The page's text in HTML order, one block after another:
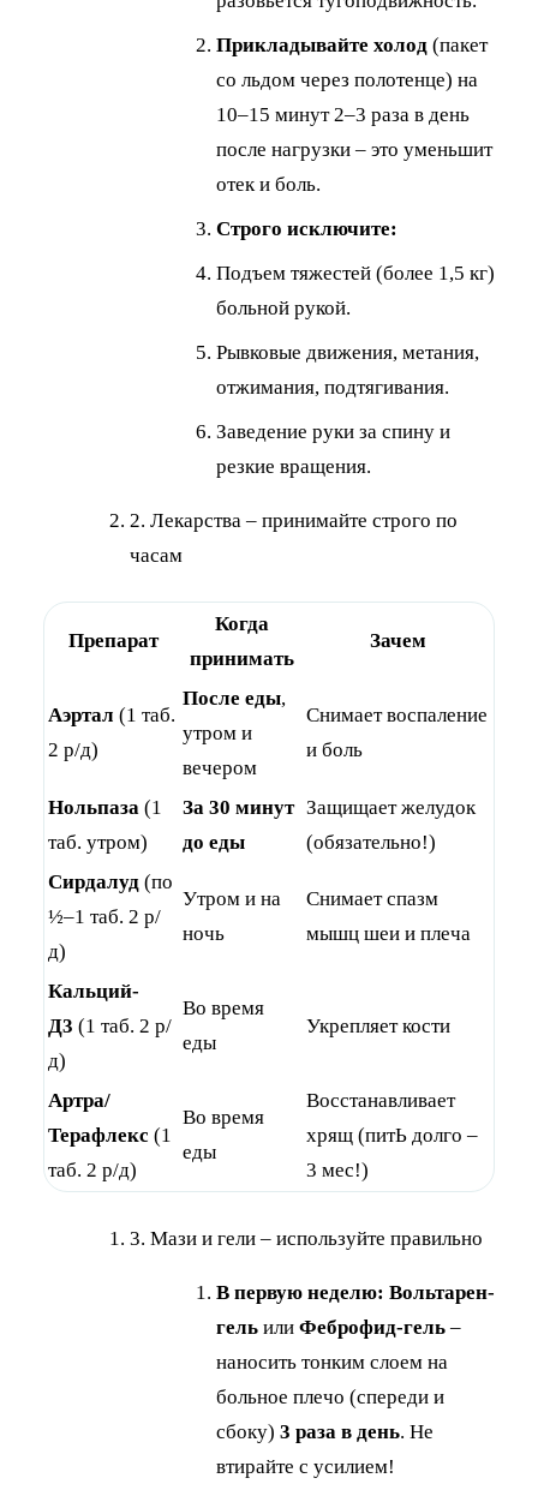
Прикладывайте холод (пакет
со льдом через полотенце) на
10–15 минут 2–3 раза в день
после нагрузки – это уменьшит
отек и боль.
Строго исключите:
Подъем тяжестей (более 1,5 кг)
больной рукой.
Рывковые движения, метания,
отжимания, подтягивания.
Заведение руки за спину и
резкие вращения.
2. Лекарства – принимайте строго по
часам
Препарат
Когда
принимать
Зачем
Аэртал (1 таб.
2 р/д)
После еды,
утром и
вечером
Снимает воспаление
и боль
Нольпаза (1
таб. утром)
За 30 минут
до еды
Защищает желудок
(обязательно!)
Сирдалуд (по
½–1 таб. 2 р/
д)
Утром и на
ночь
Снимает спазм
мышц шеи и плеча
Кальций-
Д3 (1 таб. 2 р/
д)
Во время
еды
Укрепляет кости
Артра/
Терафлекс (1
таб. 2 р/д)
Во время
еды
Восстанавливает
хрящ (питЬ долго –
3 мес!)
3. Мази и гели – используйте правильно
В первую неделю: Вольтарен-
гель или Феброфид-гель –
наносить тонким слоем на
больное плечо (спереди и
сбоку) 3 раза в день. Не
втирайте с усилием!